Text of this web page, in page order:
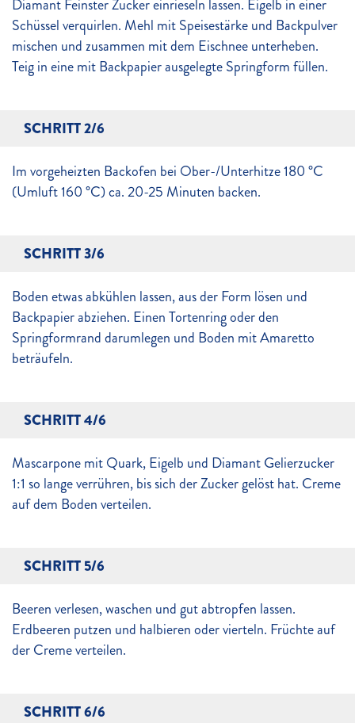
Diamant Feinster Zucker einrieseln lassen. Eigelb in einer
Schüssel verquirlen. Mehl mit Speisestärke und Backpulver
mischen und zusammen mit dem Eischnee unterheben.
Teig in eine mit Backpapier ausgelegte Springform füllen.
SCHRITT 2/6
Im vorgeheizten Backofen bei Ober-/Unterhitze 180 °C
(Umluft 160 °C) ca. 20-25 Minuten backen.
SCHRITT 3/6
Boden etwas abkühlen lassen, aus der Form lösen und
Backpapier abziehen. Einen Tortenring oder den
Springformrand darumlegen und Boden mit Amaretto
beträufeln.
SCHRITT 4/6
Mascarpone mit Quark, Eigelb und Diamant Gelierzucker
1:1 so lange verrühren, bis sich der Zucker gelöst hat. Creme
auf dem Boden verteilen.
SCHRITT 5/6
Beeren verlesen, waschen und gut abtropfen lassen.
Erdbeeren putzen und halbieren oder vierteln. Früchte auf
der Creme verteilen.
SCHRITT 6/6